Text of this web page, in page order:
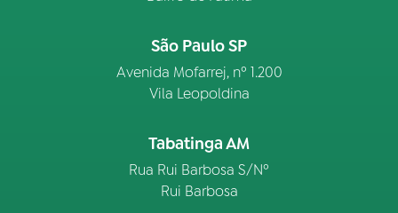
São Paulo SP
Avenida Mofarrej, nº 1.200
Vila Leopoldina
Tabatinga AM
Rua Rui Barbosa S/Nº
Rui Barbosa